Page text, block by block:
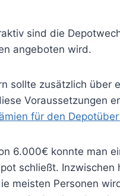
sind die
angeboten wird.
sollte zusätzlich über
Voraussetzungen
für den
6.000€ konnte man
schließt. Inzwischen
meisten Personen